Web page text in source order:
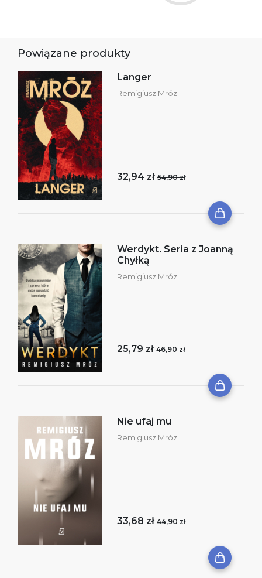
Powiązane produkty
Langer
Remigiusz Mróz
32,94 zł 54,90 zł
Werdykt. Seria z Joanną
Chyłką
Remigiusz Mróz
25,79 zł 46,90 zł
Nie ufaj mu
Remigiusz Mróz
33,68 zł 44,90 zł